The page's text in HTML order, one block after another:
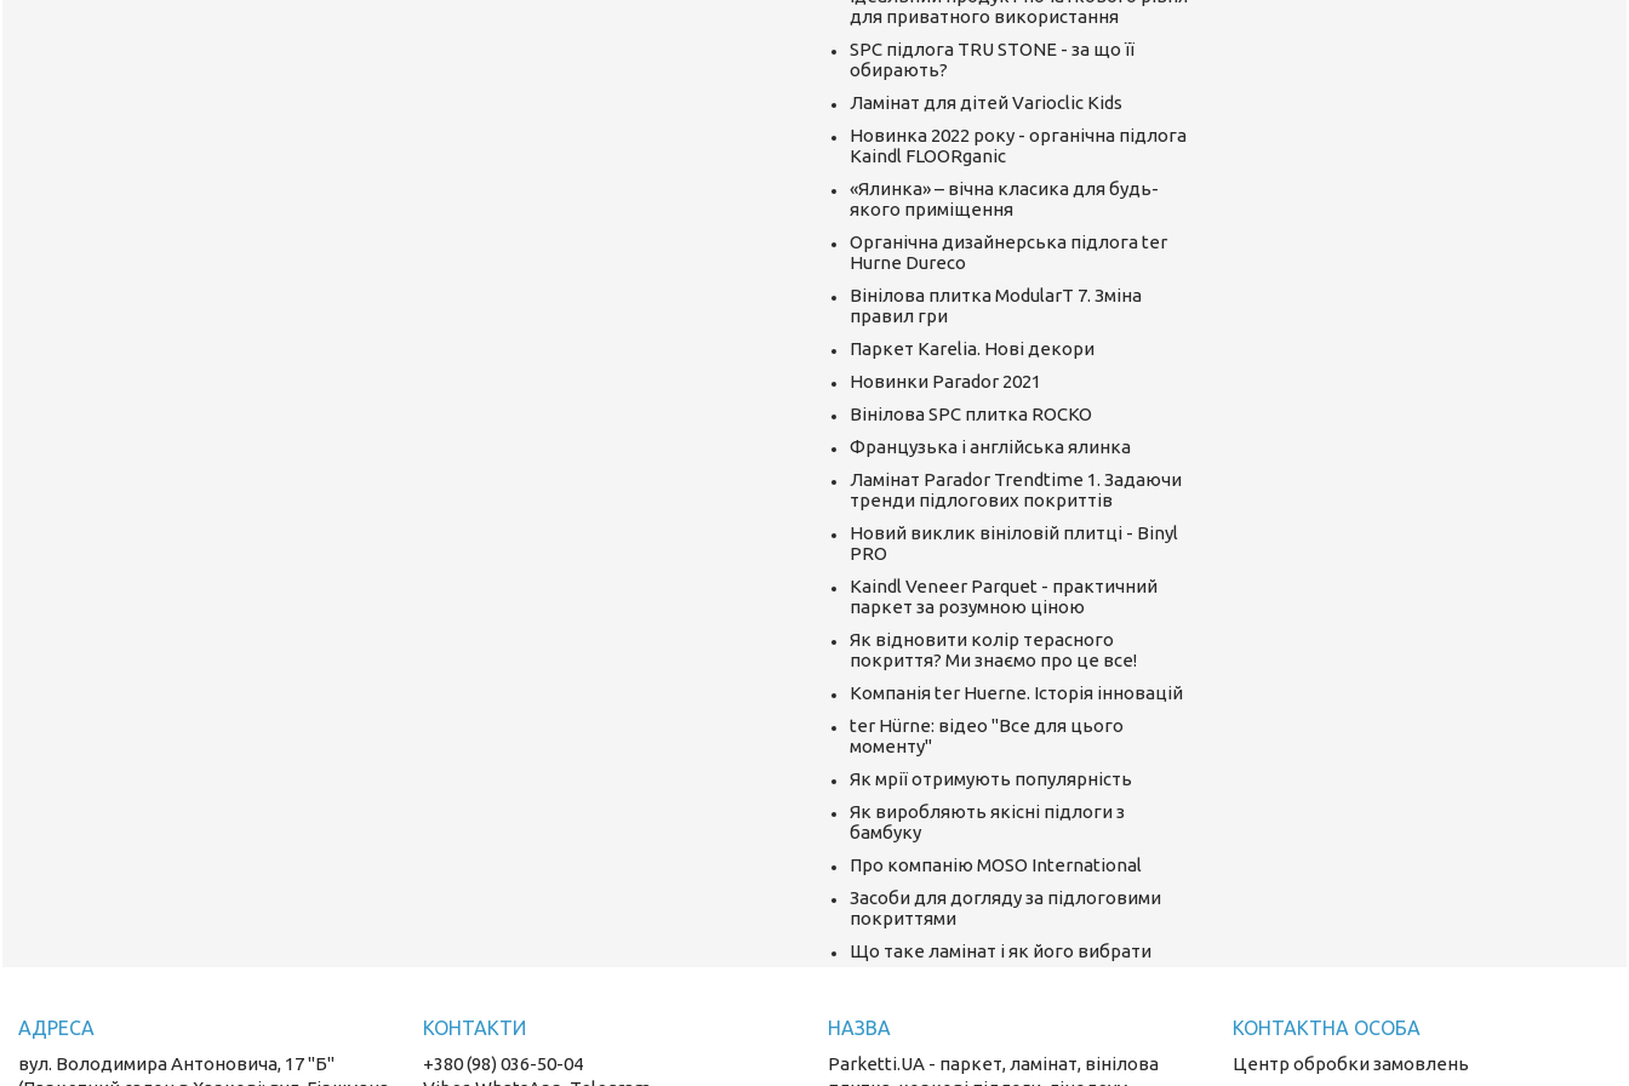
для приватного використання
SPC підлога TRU STONE - за що її
обирають?
Ламінат для дітей Varioclic Kids
Новинка 2022 року - органічна підлога
Kaindl FLOORganic
«Ялинка» – вічна класика для будь-
якого приміщення
Органічна дизайнерська підлога ter
Hurne Dureco
Вінілова плитка ModularT 7. Зміна
правил гри
Паркет Karelia. Нові декори
Новинки Parador 2021
Вінілова SPC плитка ROCKO
Французька і англійська ялинка
Ламінат Parador Trendtime 1. Задаючи
тренди підлогових покриттів
Новий виклик вініловій плитці - Binyl
PRO
Kaindl Veneer Parquet - практичний
паркет за розумною ціною
Як відновити колір терасного
покриття? Ми знаємо про це все!
Компанія ter Huerne. Історія інновацій
ter Hürne: відео "Все для цього
моменту"
Як мрії отримують популярність
Як виробляють якісні підлоги з
бамбуку
Про компанію MOSO International
Засоби для догляду за підлоговими
покриттями
Що таке ламінат і як його вибрати
вул. Володимира Антоновича, 17 "Б"
+380 (98) 036-50-04
Parketti.UA - паркет, ламінат, вінілова
Центр обробки замовлень